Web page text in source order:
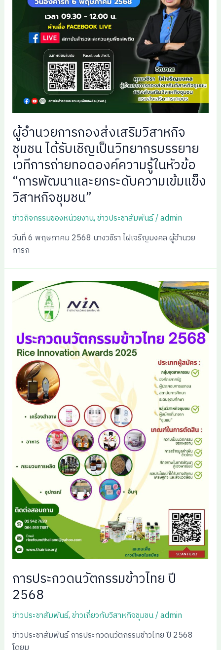
ผู้อำนวยการกองส่งเสริมวิสาหกิจ
ชุมชน ได้รับเชิญเป็นวิทยากรบรรยาย
เวทีการถ่ายทอดองค์ความรู้ในหัวข้อ
“การพัฒนาและยกระดับความเข้มแข็ง
วิสาหกิจชุมชน”
ข่าวกิจกรรมของหน่วยงาน,ข่าวประชาสัมพันธ์/admin
วันที่ 6 พฤษภาคม 2568 นางวชิรา ไฝเจริญมงคล ผู้อำนวย
การก
การประกวดนวัตกรรมข้าวไทย ปี
2568
ข่าวประชาสัมพันธ์,ข่าวเกี่ยวกับวิสาหกิจชุมชน/admin
ข่าวประชาสัมพันธ์ การประกวดนวัตกรรมข้าวไทย ปี 2568